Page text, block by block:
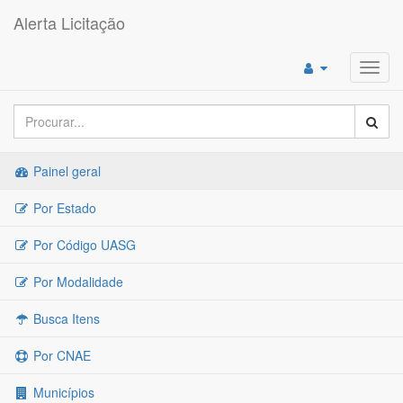
Alerta Licitação
Painel geral
Por Estado
Por Código UASG
Por Modalidade
Busca Itens
Por CNAE
Municípios